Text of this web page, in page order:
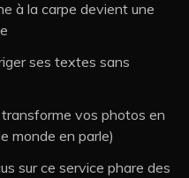
à la carpe devient une
ses textes sans
vos photos en
monde en parle)
sur ce service phare des